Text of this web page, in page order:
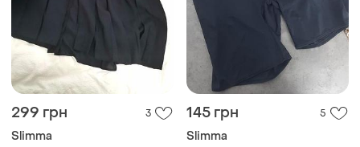
299 грн 3
Slimma
145 грн 5
Slimma